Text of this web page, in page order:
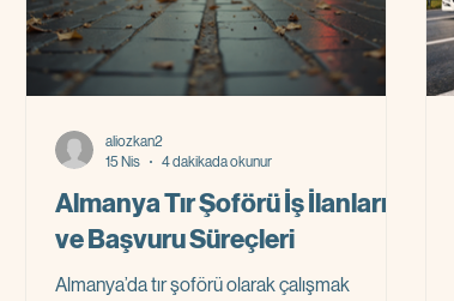
Almanya Tır Şoförü İş İlanları
ve Başvuru Süreçleri
Almanya’da tır şoförü olarak çalışmak
aliozkan2
15 Nis
4 dakikada okunur